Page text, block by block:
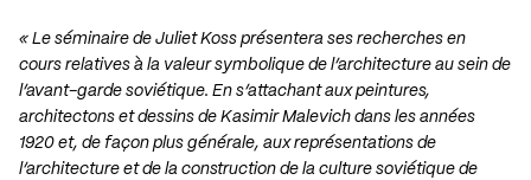
« Le séminaire de Juliet Koss présentera ses recherches en
cours relatives à la valeur symbolique de l’architecture au sein de
l’avant-garde soviétique. En s’attachant aux peintures,
architectons et dessins de Kasimir Malevich dans les années
1920 et, de façon plus générale, aux représentations de
l’architecture et de la construction de la culture soviétique de